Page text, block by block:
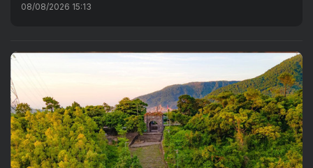
08/08/2026 15:13